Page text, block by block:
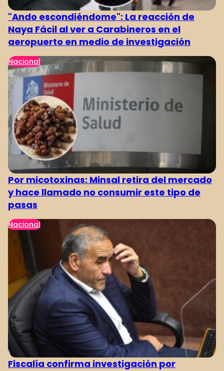
"Ando escondiéndome": La reacción de
Naya Fácil al ver a Carabineros en el
aeropuerto en medio de investigación
Nacional
Por micotoxinas: Minsal retira del mercado
y hace llamado no consumir este tipo de
pasas
Nacional
Fiscalía confirma investigación por